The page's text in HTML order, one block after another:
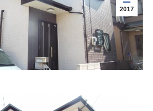
2017